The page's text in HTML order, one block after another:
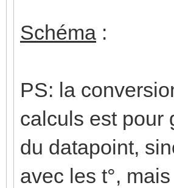
Schéma :
PS: la
calculs est pour
du datapoint,
avec les t°,